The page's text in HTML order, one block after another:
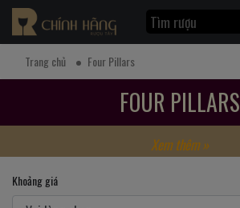
Trang chủ Four Pillars
FOUR PILLARS
Xem thêm »
Khoảng giá